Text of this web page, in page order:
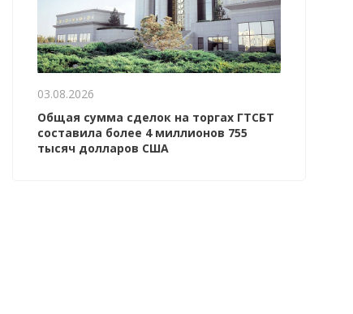
03.08.2026
Общая сумма сделок на торгах ГТСБТ
составила более 4 миллионов 755
тысяч долларов США